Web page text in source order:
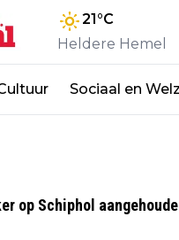
21°C
Heldere Hemel
Sociaal en
op Schiphol